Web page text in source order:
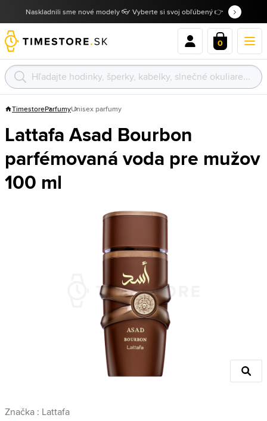
Naskladnili sme nové modely 👓 Vyberte si svoj obľúbený 👉
0
TimestoreParfumyUnisex parfumy
Lattafa Asad Bourbon
parfémovaná voda pre mužov
100 ml
Značka : Lattafa